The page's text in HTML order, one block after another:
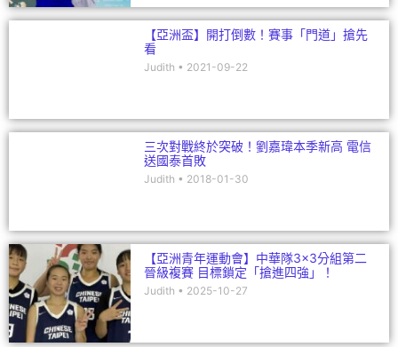
【亞洲盃】開打倒數！賽事「門道」搶先
看
Judith 2021-09-22
三次對戰終於突破！劉嘉瑋本季新高 電信
送國泰首敗
Judith 2018-01-30
【亞洲青年運動會】中華隊3×3分組第二
晉級複賽 目標鎖定「搶進四強」！
Judith 2025-10-27